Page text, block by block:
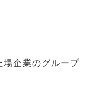
場企業のグループ